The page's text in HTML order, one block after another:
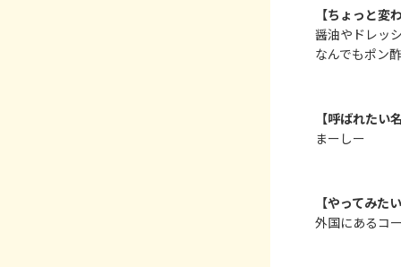
【ちょっと変
醤油やドレッ
なんでもポン
【呼ばれたい
まーしー
【やってみた
外国にあるコ